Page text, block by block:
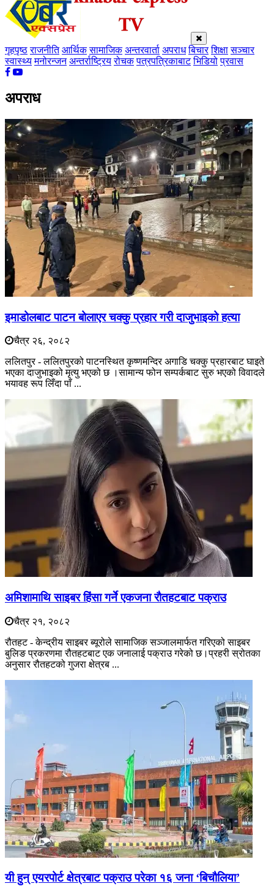
गृहपृष्ठ राजनीति आर्थिक सामाजिक अन्तरवार्ता अपराध बिचार शिक्षा सञ्चार
स्वास्थ्य मनोरन्जन अन्तर्राष्ट्रिय रोचक पत्रपत्रिकाबाट भिडियो प्रवास
अपराध
इमाडोलबाट पाटन बोलाएर चक्कु प्रहार गरी दाजुभाइको हत्या
चैत्र २६, २०८२
ललितपुर - ललितपुरको पाटनस्थित कृष्णमन्दिर अगाडि चक्कु प्रहारबाट घाइते
भएका दाजुभाइको मृत्यु भएको छ ।सामान्य फोन सम्पर्कबाट सुरु भएको विवादले
भयावह रूप लिँदा पाँ ...
अमिशामाथि साइबर हिंसा गर्ने एकजना राैतहटबाट पक्राउ
चैत्र २१, २०८२
रौतहट - केन्द्रीय साइबर ब्यूरोले सामाजिक सञ्जालमार्फत गरिएको साइबर
बुलिङ प्रकरणमा रौतहटबाट एक जनालाई पक्राउ गरेको छ।प्रहरी स्रोतका
अनुसार रौतहटको गुजरा क्षेत्रब ...
यी हुन् एयरपोर्ट क्षेत्रबाट पक्राउ परेका १६ जना ‘बिचौलिया’